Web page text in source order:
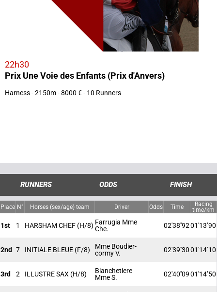
22h30
Prix Une Voie des Enfants (Prix d'Anvers)
Harness - 2150m - 8000 € - 10 Runners
RUNNERS ODDS FINISH
Place N° Horses (sex/age) team Driver Odds Time
Racing
time/km
1st 1 HARSHAM CHEF (H/8) Farrugia Mme
Che.
02'38''9201'13''90
2nd 7 INITIALE BLEUE (F/8)
Mme Boudier-
cormy V.
02'39''3001'14''10
3rd 2 ILLUSTRE SAX (H/8)
Blanchetiere
Mme S.
02'40''0901'14''50